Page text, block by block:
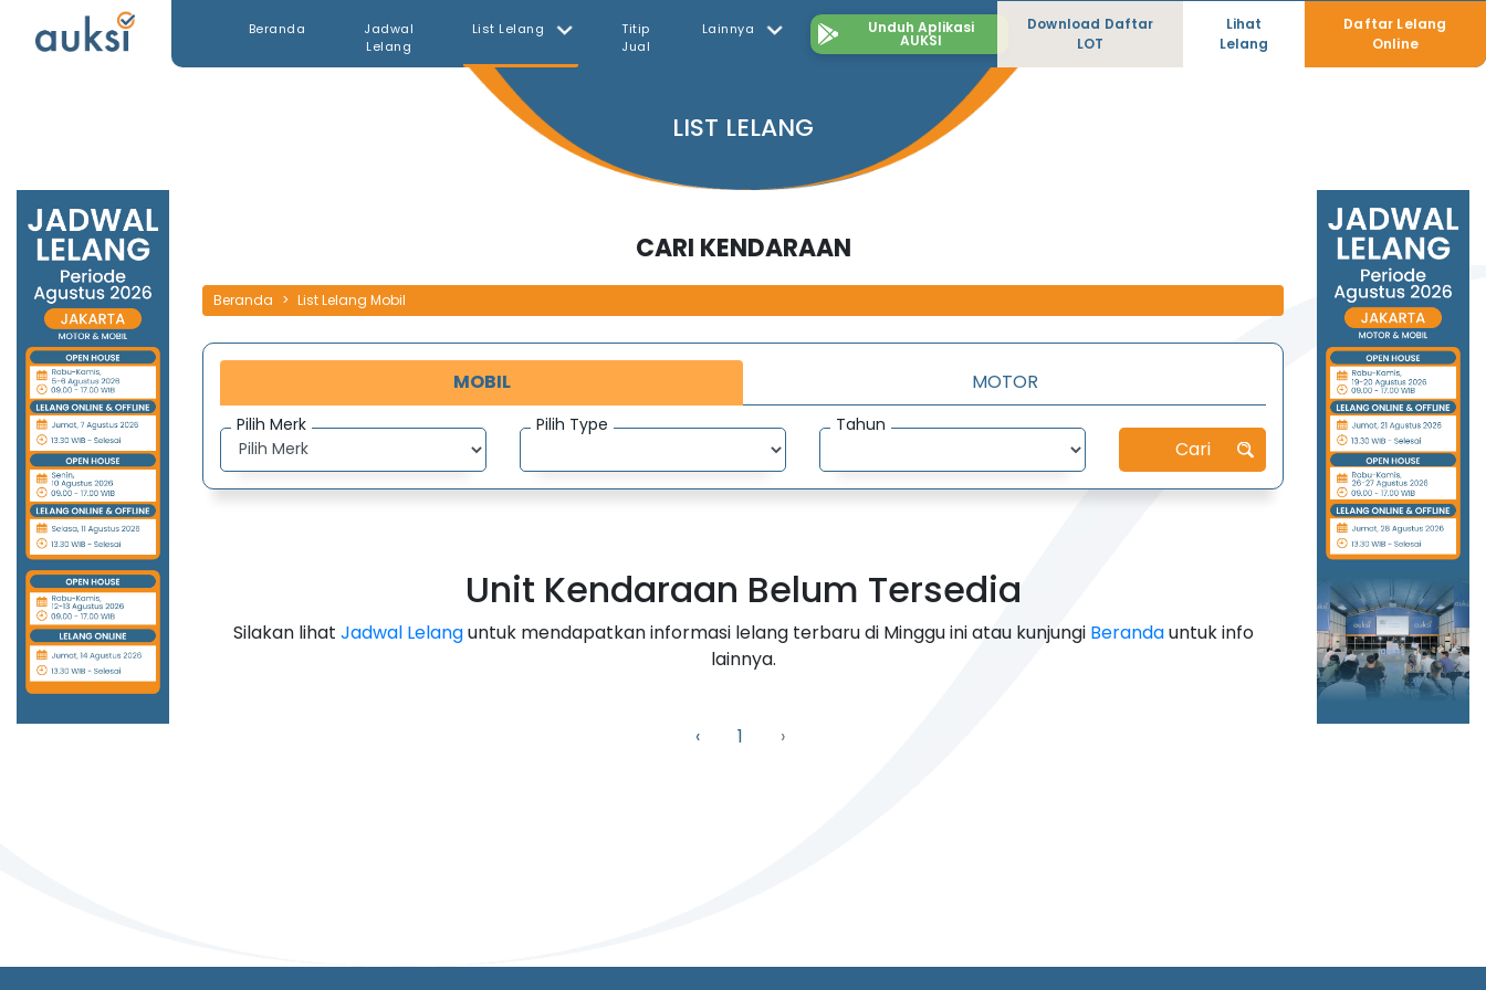
Beranda
Jadwal
Lelang
List Lelang
Titip
Jual
Lainnya Unduh Aplikasi
AUKSI
Download Daftar
LOT
Lihat
Lelang
Daftar Lelang
Online
LIST LELANG
CARI KENDARAAN
Beranda List Lelang Mobil
MOBIL MOTOR
Pilih Merk Pilih Type Tahun
Cari
Unit Kendaraan Belum Tersedia
Silakan lihat Jadwal Lelanguntuk mendapatkan informasi lelang terbaru di Minggu ini atau kunjungi Berandauntuk info
lainnya.
‹ 1 ›